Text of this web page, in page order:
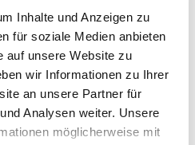
Inhalte und Anzeigen zu
für soziale Medien anbieten
auf unsere Website zu
wir Informationen zu Ihrer
an unsere Partner für
Analysen weiter. Unsere
möglicherweise mit